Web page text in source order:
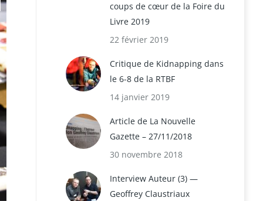
coups de cœur de la Foire du
Livre 2019
22 février 2019
Critique de Kidnapping dans
le 6-8 de la RTBF
14 janvier 2019
Article de La Nouvelle
Gazette – 27/11/2018
30 novembre 2018
Interview Auteur (3) —
Geoffrey Claustriaux